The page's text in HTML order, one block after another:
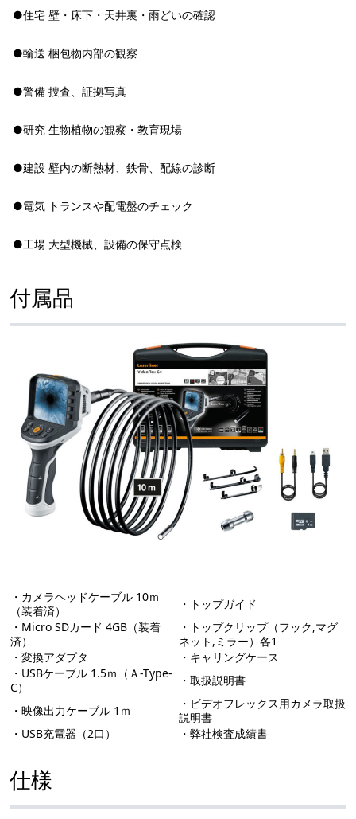
●住宅 壁・床下・天井裏・雨どいの確認
●輸送 梱包物内部の観察
●警備 捜査、証拠写真
●研究 生物植物の観察・教育現場
●建設 壁内の断熱材、鉄骨、配線の診断
●電気 トランスや配電盤のチェック
●工場 大型機械、設備の保守点検
付属品
・カメラヘッドケーブル 10ｍ
（装着済）
・トップガイド
・Micro SDカード 4GB（装着
済）
・トップクリップ（フック,マグ
ネット,ミラー）各1
・変換アダプタ
・キャリングケース
・USBケーブル 1.5ｍ（Ａ-Type-
C）
・取扱説明書
・映像出力ケーブル 1ｍ
・ビデオフレックス用カメラ取扱
説明書
・USB充電器（2口）
・弊社検査成績書
仕様